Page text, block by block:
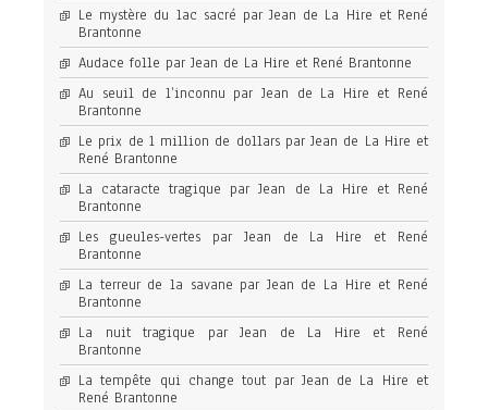
Le mystère du lac sacré par Jean de La Hire et René
Brantonne
Audace folle par Jean de La Hire et René Brantonne
Au seuil de l’inconnu par Jean de La Hire et René
Brantonne
Le prix de 1 million de dollars par Jean de La Hire et
René Brantonne
La cataracte tragique par Jean de La Hire et René
Brantonne
Les gueules-vertes par Jean de La Hire et René
Brantonne
La terreur de la savane par Jean de La Hire et René
Brantonne
La nuit tragique par Jean de La Hire et René
Brantonne
La tempête qui change tout par Jean de La Hire et
René Brantonne